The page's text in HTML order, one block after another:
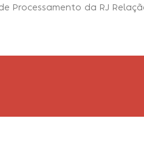
Processamento da RJ